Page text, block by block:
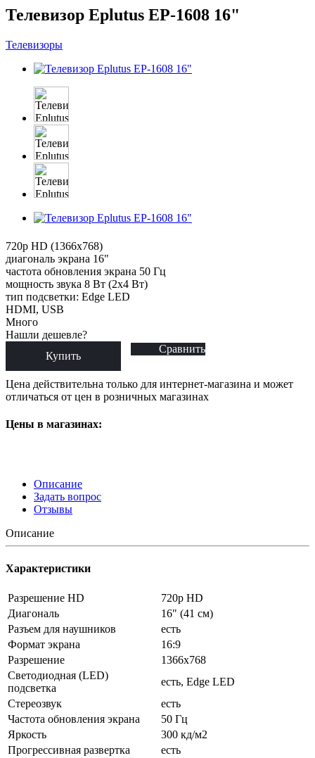
Телевизор Eplutus EP-1608 16"
Телевизоры
720p HD (1366x768)
диагональ экрана 16"
частота обновления экрана 50 Гц
мощность звука 8 Вт (2x4 Вт)
тип подсветки: Edge LED
HDMI, USB
Много
Нашли дешевле?
Купить
Сравнить
Цена действительна только для интернет-магазина и может
отличаться от цен в розничных магазинах
Цены в магазинах:
Описание
Задать вопрос
Отзывы
Описание
Характеристики
Разрешение HD
720p HD
Диагональ
16" (41 см)
Разъем для наушников
есть
Формат экрана
16:9
Разрешение
1366x768
Светодиодная (LED)
подсветка
есть, Edge LED
Стереозвук
есть
Частота обновления экрана
50 Гц
Яркость
300 кд/м2
Прогрессивная развертка
есть